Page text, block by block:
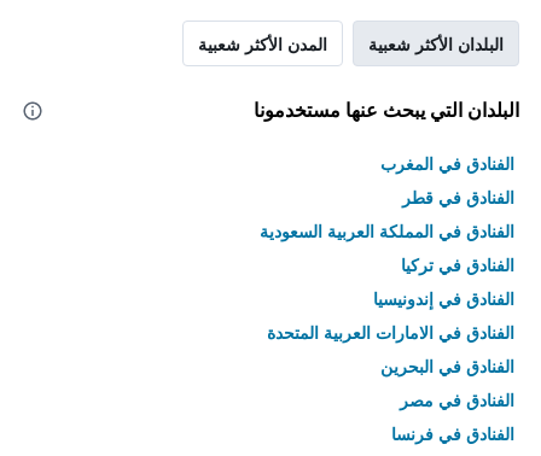
البلدان الأكثر شعبية المدن الأكثر شعبية
البلدان التي يبحث عنها مستخدمونا
الفنادق في المغرب
الفنادق في قطر
الفنادق في المملكة العربية السعودية
الفنادق في تركيا
الفنادق في إندونيسيا
الفنادق في الامارات العربية المتحدة
الفنادق في البحرين
الفنادق في مصر
الفنادق في فرنسا